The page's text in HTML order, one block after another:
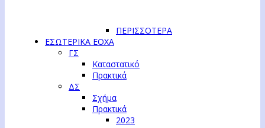
ΠΕΡΙΣΣΟΤΕΡΑ
ΕΣΩΤΕΡΙΚΑ ΕΟΧΑ
ΓΣ
Καταστατικό
Πρακτικά
ΔΣ
Σχήμα
Πρακτικά
2023